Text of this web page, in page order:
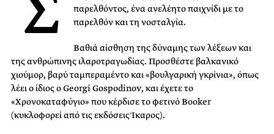
παρελθόντος, ένα ανελέητο παιχνίδι με το
παρελθόν και τη νοσταλγία.
Βαθιά αίσθηση της δύναμης των λέξεων και
της ανθρώπινης ιλαροτραγωδίας. Προσθέστε βαλκανικό
χιούμορ, βαρύ ταμπεραμέντο και «βουλγαρική γκρίνια», όπως
λέει ο ίδιος ο Georgi Gospodinov, και έχετε το
«Χρονοκαταφύγιο» που κέρδισε το φετινό Booker
(κυκλοφορεί από τις εκδόσεις Ίκαρος).